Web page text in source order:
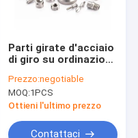
Parti girate d'acciaio
di giro su ordinazione
0.005mm di CNC del
Odm
Prezzo:negotiable
MOQ:1PCS
Ottieni l'ultimo prezzo
Contattaci